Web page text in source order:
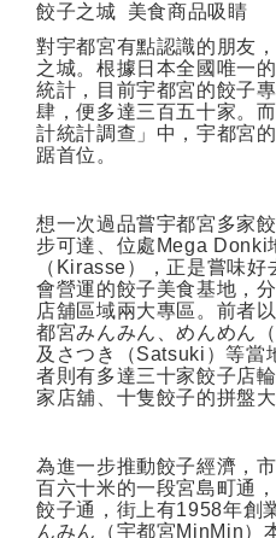
餃子之城
美食商品吸睛
對宇都宮有點認識的朋友
之城。根據日本全國唯一
統計，目前宇都宮的餃子
肆，便多達三百五十家。
計統計調查」中，宇都宮
踞首位。
想一次過品嘗宇都宮多家
步可達、位處 Mega Donki
（ Kirasse），正是嘗味好
會營運的餃子美食基地，
店舖區域兩大專區。前者
都宮みんみん、めんめん（
及さつき（Satsuki ）等當
者則有多達三十家餃子店
家店舖、十隻餃子的拼盤大
為進一步推動餃子經濟，
百六十米的一段宮島町通
餃子通，街上有1958年創
んみん（宇都宮MinMin）